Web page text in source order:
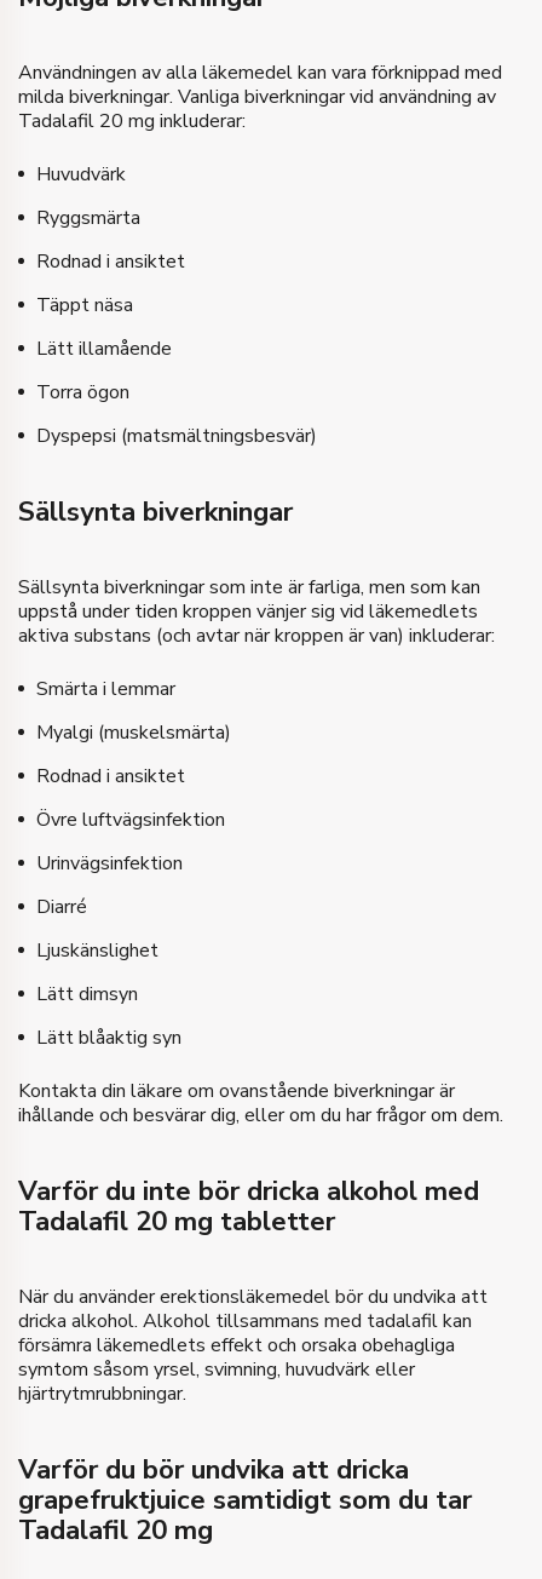
Användningen av alla läkemedel kan vara förknippad med
milda biverkningar. Vanliga biverkningar vid användning av
Tadalafil 20 mg inkluderar:
Huvudvärk
Ryggsmärta
Rodnad i ansiktet
Täppt näsa
Lätt illamående
Torra ögon
Dyspepsi (matsmältningsbesvär)
Sällsynta biverkningar
Sällsynta biverkningar som inte är farliga, men som kan
uppstå under tiden kroppen vänjer sig vid läkemedlets
aktiva substans (och avtar när kroppen är van) inkluderar:
Smärta i lemmar
Myalgi (muskelsmärta)
Rodnad i ansiktet
Övre luftvägsinfektion
Urinvägsinfektion
Diarré
Ljuskänslighet
Lätt dimsyn
Lätt blåaktig syn
Kontakta din läkare om ovanstående biverkningar är
ihållande och besvärar dig, eller om du har frågor om dem.
Varför du inte bör dricka alkohol med
Tadalafil 20 mg tabletter
När du använder erektionsläkemedel bör du undvika att
dricka alkohol. Alkohol tillsammans med tadalafil kan
försämra läkemedlets effekt och orsaka obehagliga
symtom såsom yrsel, svimning, huvudvärk eller
hjärtrytmrubbningar.
Varför du bör undvika att dricka
grapefruktjuice samtidigt som du tar
Tadalafil 20 mg